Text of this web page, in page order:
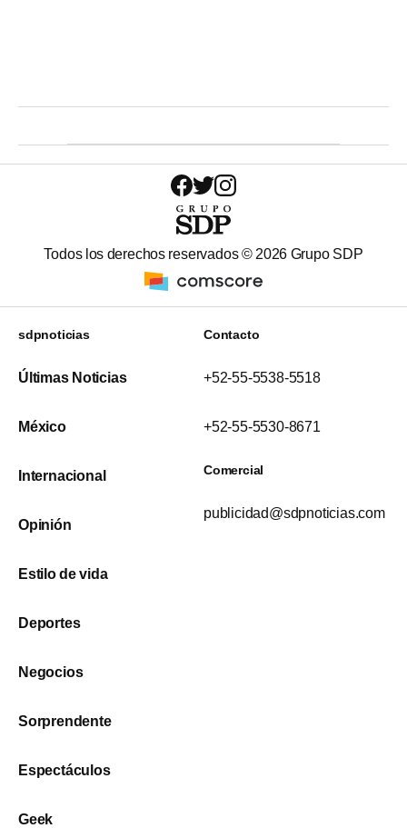
Todos los derechos reservados © 2026 Grupo SDP
sdpnoticias
Últimas Noticias
México
Internacional
Opinión
Estilo de vida
Deportes
Negocios
Sorprendente
Espectáculos
Geek
Contacto
+52-55-5538-5518
+52-55-5530-8671
Comercial
publicidad@sdpnoticias.com